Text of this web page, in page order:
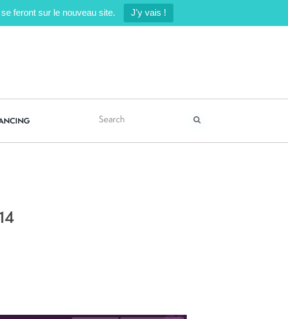
feront sur le nouveau site. J'y vais !